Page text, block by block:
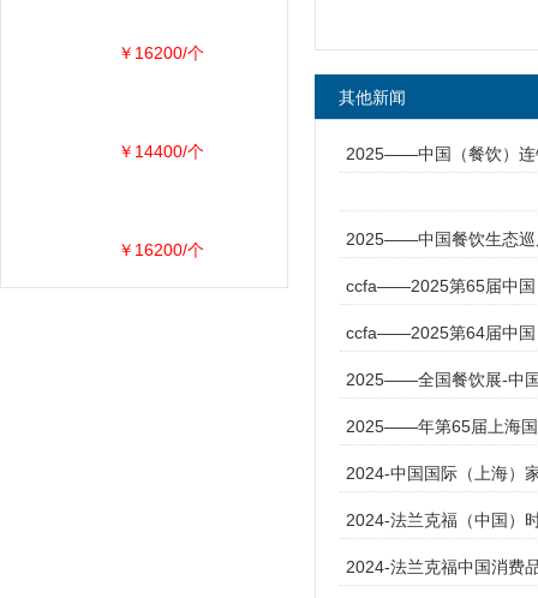
其他新闻
2025——中国（餐饮）连
2025——中国餐饮生态巡
ccfa——2025第65届中国
ccfa——2025第64届中国
2025——全国餐饮展-中
2025——年第65届上海国
2024-中国国际（上海）
2024-法兰克福（中国）
2024-法兰克福中国消费
￥16200/个
￥14400/个
￥16200/个